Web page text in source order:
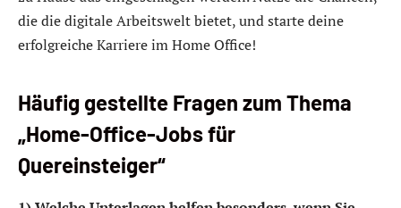
die die digitale Arbeitswelt bietet, und starte deine
erfolgreiche Karriere im Home Office!
Häufig gestellte Fragen zum Thema
„Home-Office-Jobs für
Quereinsteiger“